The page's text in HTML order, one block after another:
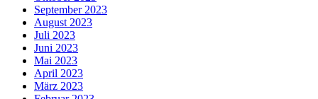
September 2023
August 2023
Juli 2023
Juni 2023
Mai 2023
April 2023
März 2023